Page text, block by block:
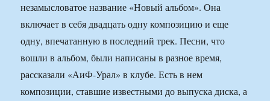
незамысловатое название «Новый альбом». Она
включает в себя двадцать одну композицию и еще
одну, впечатанную в последний трек. Песни, что
вошли в альбом, были написаны в разное время,
рассказали «АиФ-Урал» в клубе. Есть в нем
композиции, ставшие известными до выпуска диска, а